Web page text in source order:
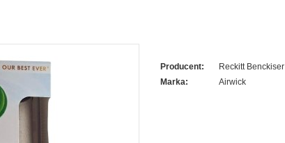
Producent:
Reckitt Benckiser
Marka:
Airwick